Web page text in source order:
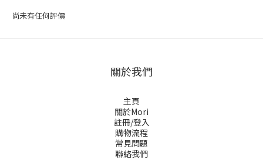
尚未有任何評價
關於我們
主頁
關於Mori
註冊/登入
購物流程
常見問題
聯絡我們